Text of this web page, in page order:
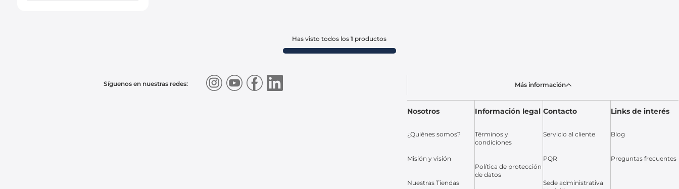
Has visto todos los1 productos
Síguenos en nuestras redes: Más información
Nosotros
¿Quiénes somos?
Misión y visión
Nuestras Tiendas
Información legal
Términos y
condiciones
Política de protección
de datos
Contacto
Servicio al cliente
PQR
Sede administrativa
Links de interés
Blog
Preguntas frecuentes